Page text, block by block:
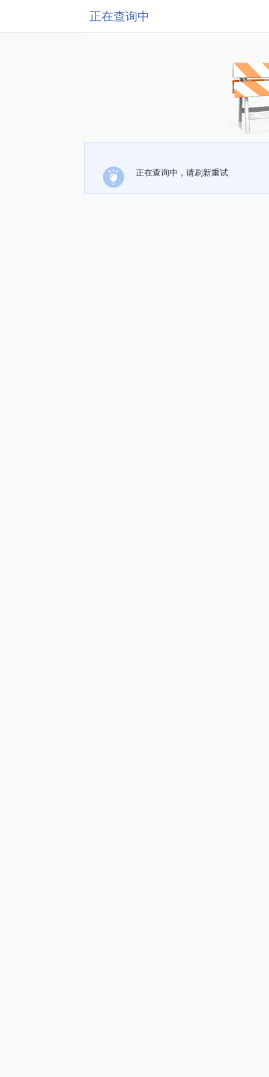
正在查询中
正在查询中，请刷新重试